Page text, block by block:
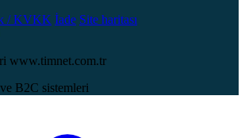
/ KVKK İade Site haritası
www.timnet.com.tr
B2C sistemleri